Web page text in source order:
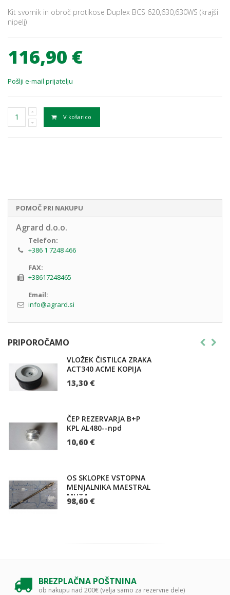
Kit svornik in obroč protikose Duplex BCS 620,630,630WS (krajši
nipelj)
116,90 €
Pošlji e-mail prijatelju
V košarico
POMOČ PRI NAKUPU
Agrard d.o.o.
Telefon:
+386 1 7248 466
FAX:
+38617248465
Email:
info@agrard.si
PRIPOROČAMO
VLOŽEK ČISTILCA ZRAKA
ACT340 ACME KOPIJA
13,30 €
ČEP REZERVARJA B+P
KPL AL480--npd
10,60 €
OS SKLOPKE VSTOPNA
MENJALNIKA MAESTRAL
MUTA
98,60 €
BREZPLAČNA POŠTNINA
ob nakupu nad 200€ (velja samo za rezervne dele)